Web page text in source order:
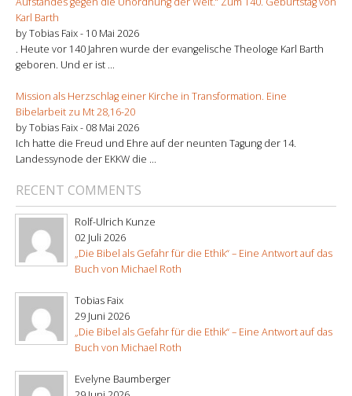
Karl Barth
by Tobias Faix - 10 Mai 2026
. Heute vor 140 Jahren wurde der evangelische Theologe Karl Barth
geboren. Und er ist ...
Mission als Herzschlag einer Kirche in Transformation. Eine
Bibelarbeit zu Mt 28,16-20
by Tobias Faix - 08 Mai 2026
Ich hatte die Freud und Ehre auf der neunten Tagung der 14.
Landessynode der EKKW die ...
RECENT COMMENTS
Rolf-Ulrich Kunze
02 Juli 2026
„Die Bibel als Gefahr für die Ethik“ – Eine Antwort auf das
Buch von Michael Roth
Tobias Faix
29 Juni 2026
„Die Bibel als Gefahr für die Ethik“ – Eine Antwort auf das
Buch von Michael Roth
Evelyne Baumberger